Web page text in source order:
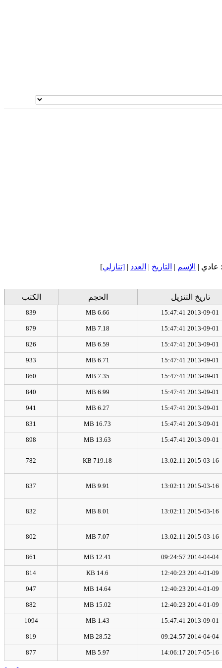
| الإسم | التاريخ | العدد | [تنازلي]
تاريخ التنزيل الحجم الكتب
2013-09-01 15:47:41
6.66 MB
839
2013-09-01 15:47:41
7.18 MB
879
2013-09-01 15:47:41
6.59 MB
826
2013-09-01 15:47:41
6.71 MB
933
2013-09-01 15:47:41
7.35 MB
860
2013-09-01 15:47:41
6.99 MB
840
2013-09-01 15:47:41
6.27 MB
941
2013-09-01 15:47:41
16.73 MB
831
2013-09-01 15:47:41
13.63 MB
898
2015-03-16 13:02:11
719.18 KB
782
2015-03-16 13:02:11
9.91 MB
837
2015-03-16 13:02:11
8.01 MB
832
2015-03-16 13:02:11
7.07 MB
802
2014-04-04 09:24:57
12.41 MB
861
2014-01-09 12:40:23
14.6 KB
814
2014-01-09 12:40:23
14.64 MB
947
2014-01-09 12:40:23
15.02 MB
882
2013-09-01 15:47:41
1.43 MB
1094
2014-04-04 09:24:57
28.52 MB
819
2017-05-16 14:06:17
5.97 MB
877